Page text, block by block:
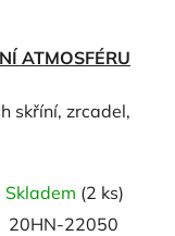
ATMOSFÉRU
skříní, zrcadel,
Skladem (2 ks)
20HN-22050